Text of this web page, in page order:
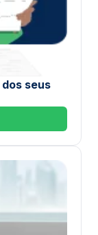
seus